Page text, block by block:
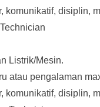
komunikatif, disiplin,
Listrik/Mesin.
atau pengalaman
komunikatif, disiplin,